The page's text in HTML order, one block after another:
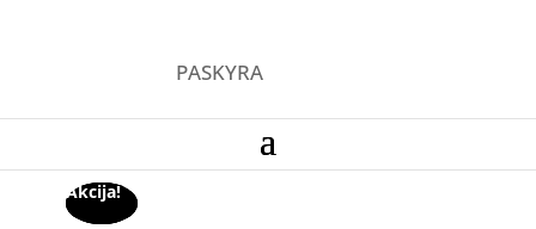
PASKYRA
Akcija!
Akcija!
Akcija!